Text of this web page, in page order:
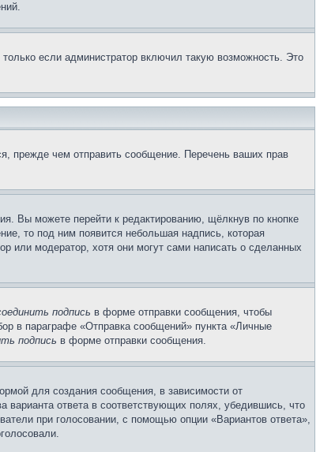
если администратор включил такую возможность. Это
прежде чем отправить сообщение. Перечень ваших прав
Вы можете перейти к редактированию, щёлкнув по кнопке
то под ним появится небольшая надпись, которая
или модератор, хотя они могут сами написать о сделанных
подпись в форме отправки сообщения, чтобы
в параграфе «Отправка сообщений» пункта «Личные
подпись в форме отправки сообщения.
для создания сообщения, в зависимости от
ответа в соответствующих полях, убедившись, что
при голосовании, с помощью опции «Вариантов ответа»,